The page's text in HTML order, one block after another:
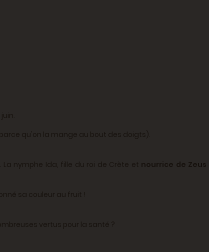
qu'on la mange au bout des doigts).
La nymphe Ida, fille du roi de Crète et nourrice de Zeus
sa couleur au fruit !
vertus pour la santé ?